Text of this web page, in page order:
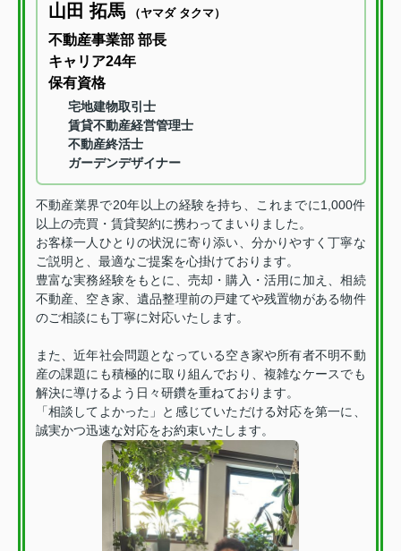
山田 拓馬 （ヤマダ タクマ）
不動産事業部 部長
キャリア24年
保有資格
宅地建物取引士
賃貸不動産経営管理士
不動産終活士
ガーデンデザイナー
不動産業界で20年以上の経験を持ち、これまでに1,000件
以上の売買・賃貸契約に携わってまいりました。
お客様一人ひとりの状況に寄り添い、分かりやすく丁寧な
ご説明と、最適なご提案を心掛けております。
豊富な実務経験をもとに、売却・購入・活用に加え、相続
不動産、空き家、遺品整理前の戸建てや残置物がある物件
のご相談にも丁寧に対応いたします。
また、近年社会問題となっている空き家や所有者不明不動
産の課題にも積極的に取り組んでおり、複雑なケースでも
解決に導けるよう日々研鑽を重ねております。
「相談してよかった」と感じていただける対応を第一に、
誠実かつ迅速な対応をお約束いたします。